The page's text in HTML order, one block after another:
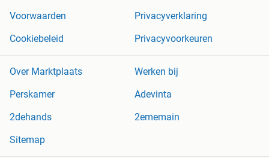
Voorwaarden
Privacyverklaring
Cookiebeleid
Privacyvoorkeuren
Over Marktplaats
Werken bij
Perskamer
Adevinta
2dehands
2ememain
Sitemap